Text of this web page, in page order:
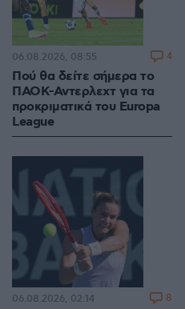
Πού θα δείτε σήμερα το
ΠΑΟΚ-Αντερλεχτ για τα
προκριματικά του Europa
League
06.08.2026, 08:55 4
06.08.2026, 02:14 8